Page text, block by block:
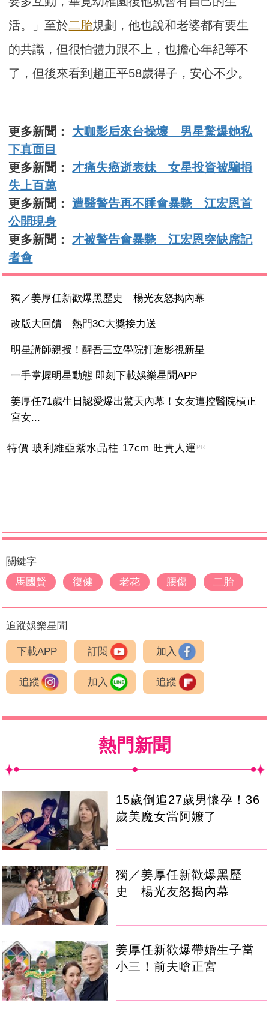
活。」至於二胎規劃，他也說和老婆都有要生
的共識，但很怕體力跟不上，也擔心年紀等不
了，但後來看到趙正平58歲得子，安心不少。
更多新聞： 大咖影后來台操壞 男星驚爆她私
下真面目
更多新聞： 才痛失癌逝表妹 女星投資被騙損
失上百萬
更多新聞：遭醫警告再不睡會暴斃 江宏恩首
公開現身
更多新聞： 才被警告會暴斃 江宏恩突缺席記
者會
獨／姜厚任新歡爆黑歷史 楊光友怒揭內幕
改版大回饋 熱門3C大獎接力送
明星講師親授！醒吾三立學院打造影視新星
一手掌握明星動態 即刻下載娛樂星聞APP
姜厚任71歲生日認愛爆出驚天內幕！女友遭控醫院槓正
宮女...
特價 玻利維亞紫水晶柱 17cm 旺貴人運 PR
關鍵字
馬國賢
復健 老花 腰傷 二胎
追蹤娛樂星聞
下載APP 訂閱 加入
追蹤 加入 追蹤
熱門新聞
15歲倒追27歲男懷孕！36
歲美魔女當阿嬤了
獨／姜厚任新歡爆黑歷
史 楊光友怒揭內幕
姜厚任新歡爆帶婚生子當
小三！前夫嗆正宮